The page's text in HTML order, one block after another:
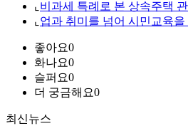
⌞ 비과세 특례로 본 상속주택
⌞ 업과 취미를 넘어 시민교육
좋아요0
화나요0
슬퍼요0
더 궁금해요0
최신뉴스